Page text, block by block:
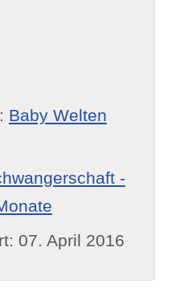
Baby Welten
-
07. April 2016